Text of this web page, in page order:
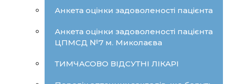
Анкета оцінки задоволеності пацієнта
Анкета оцінки задоволеності пацієнта
ЦПМСД №7 м. Миколаєва
ТИМЧАСОВО ВІДСУТНІ ЛІКАРІ